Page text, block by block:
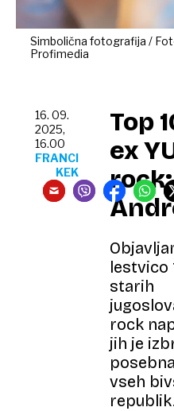
Simbolična fotografija /
Profimedia
Top
ex
rock:
lestvico
starih
rock
jih je
vseh
16. 09.
2025,
16.00
FRANCI
KEK